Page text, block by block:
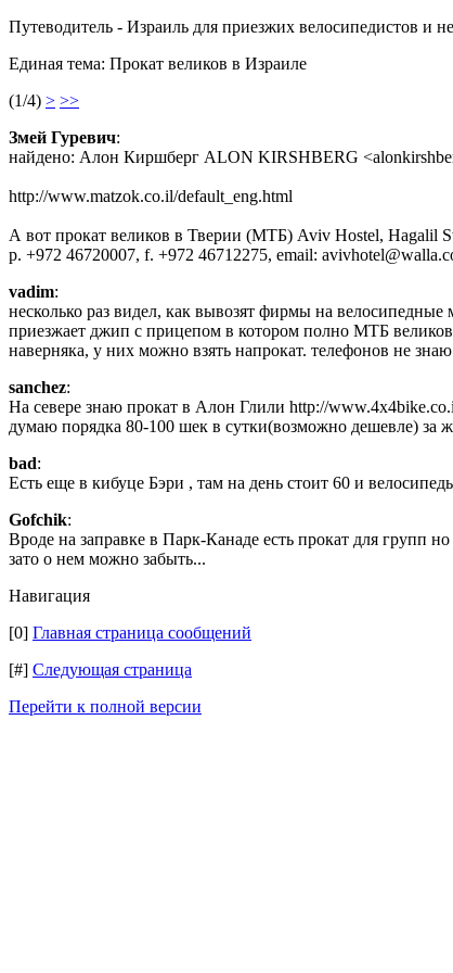
Путеводитель - Израиль для приезжих велосипедистов и
Единая тема: Прокат великов в Израиле
(1/4) > >>
Змей Гуревич:
найдено: Алон Киршберг ALON KIRSHBERG
http://www.matzok.co.il/default_eng.html
А вот прокат великов в Тверии (МТБ) Aviv Hostel, Hagalil
p. +972 46720007, f. +972 46712275, email:
vadim:
несколько раз видел, как вывозят фирмы на
приезжает джип с прицепом в котором полно МТБ великов
наверняка, у них можно взять напрокат. телефонов не
sanchez:
На севере знаю прокат в Алон Глили http://
думаю порядка 80-100 шек в сутки(возможно дешевле) за
bad:
Есть еще в кибуце Бэри , там на день стоит 60 и
Gofchik:
Вроде на заправке в Парк-Канаде есть прокат для групп
зато о нем можно забыть...
Навигация
[0] Главная страница сообщений
[#] Следующая страница
Перейти к полной версии